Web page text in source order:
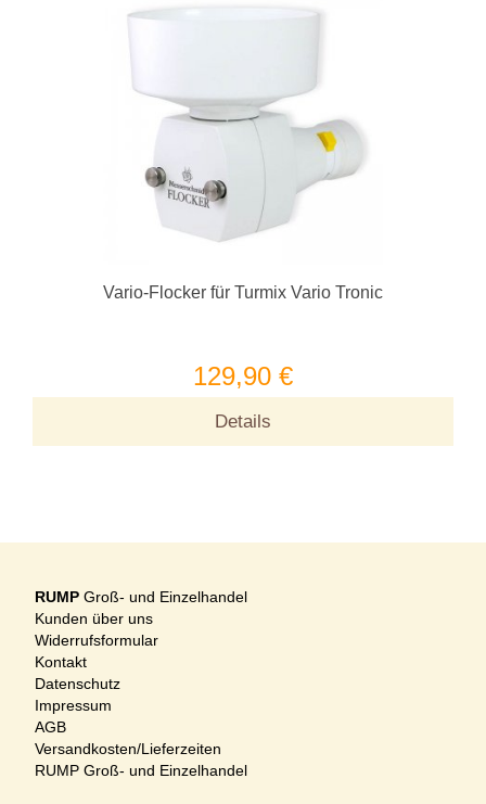
Vario-Flocker für Turmix Vario Tronic
129,90 €
Details
RUMP Groß- und Einzelhandel
Kunden über uns
Widerrufsformular
Kontakt
Datenschutz
Impressum
AGB
Versandkosten/Lieferzeiten
RUMP Groß- und Einzelhandel